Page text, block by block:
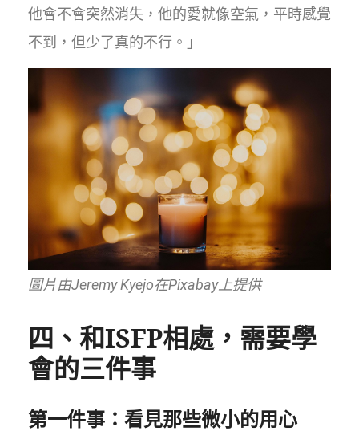
他會不會突然消失，他的愛就像空氣，平時感覺
不到，但少了真的不行。」
圖片由Jeremy Kyejo在Pixabay上提供
四、和ISFP相處，需要學
會的三件事
第一件事：看見那些微小的用心